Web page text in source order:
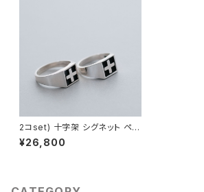
2コset) 十字架 シグネット ペア
リング シルバー925 メンズ レデ
ィース ユニセックス
¥26,800